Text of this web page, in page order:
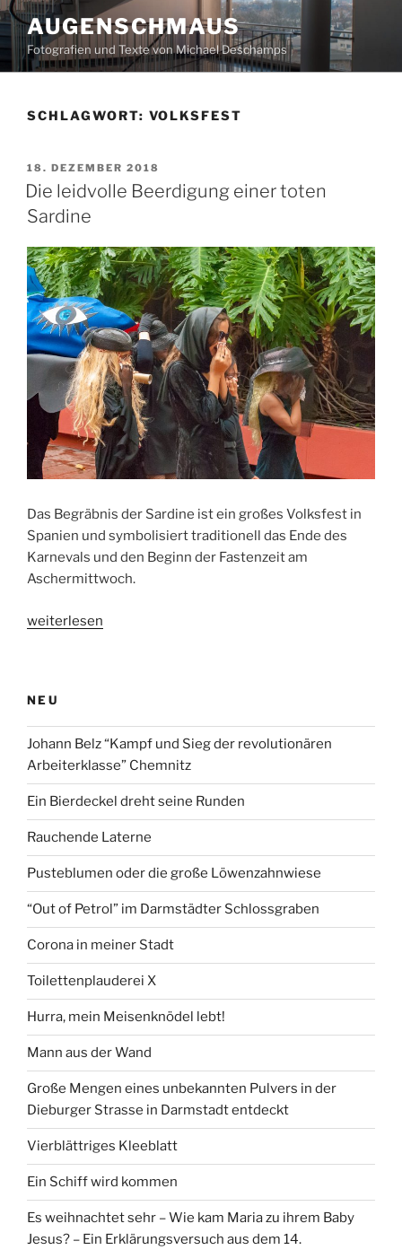
Zum
Inhalt
springen
AUGENSCHMAUS
Fotografien und Texte von Michael Deschamps
SCHLAGWORT: VOLKSFEST
VERÖFFENTLICHT
AM
18. DEZEMBER 2018
Die leidvolle Beerdigung einer toten
Sardine
Das Begräbnis der Sardine ist ein großes Volksfest in
Spanien und symbolisiert traditionell das Ende des
Karnevals und den Beginn der Fastenzeit am
Aschermittwoch.
„Die
toten
Sardine“
weiterlesen
NEU
Johann Belz “Kampf und Sieg der revolutionären
Arbeiterklasse” Chemnitz
Ein Bierdeckel dreht seine Runden
Rauchende Laterne
Pusteblumen oder die große Löwenzahnwiese
“Out of Petrol” im Darmstädter Schlossgraben
Corona in meiner Stadt
Toilettenplauderei X
Hurra, mein Meisenknödel lebt!
Mann aus der Wand
Große Mengen eines unbekannten Pulvers in der
Dieburger Strasse in Darmstadt entdeckt
Vierblättriges Kleeblatt
Ein Schiff wird kommen
Es weihnachtet sehr – Wie kam Maria zu ihrem Baby
Jesus? – Ein Erklärungsversuch aus dem 14.